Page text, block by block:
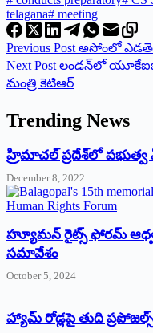
telagana# meeting
Previous Post అసోంలో
Next Post లండన్‌లో
మంత్రి కెటిఆర్‌
Trending News
‌హ్రిమాచల్‌ ‌ప్రదేశ్‌లో పభుత్వ
December 8, 2022
హ్యూమన్‌ రైట్స్‌ ఫోరమ్‌
సమావేశం
October 5, 2024
హ్యామ్‌ రోడ్లపై తుది